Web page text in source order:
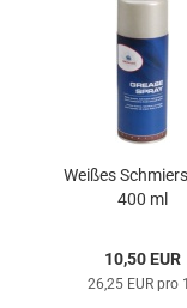
Wei­ßes
400 ml
10,50 EUR
26,25 EUR pro